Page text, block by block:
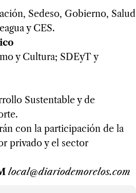
Sedeso, Gobierno, Salud
y CES.
y Cultura; SDEyT y
Sustentable y de
con la participación de la
privado y el sector
local@diariodemorelos.com